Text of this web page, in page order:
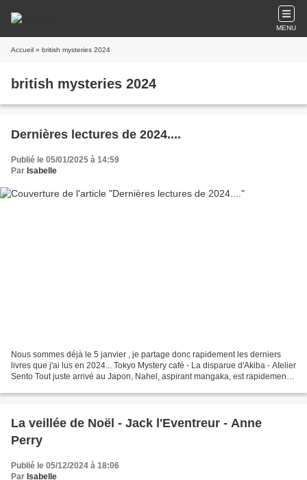
MENU
Accueil » british mysteries 2024
british mysteries 2024
Dernières lectures de 2024....
Publié le 05/01/2025 à 14:59
Par Isabelle
Nous sommes déjà le 5 janvier , je partage donc rapidement les derniers
livres que j'ai lus en 2024... Tokyo Mystery café - La disparue d'Akiba - Atelier
Sento Tout juste arrivé au Japon, Nahel, aspirant mangaka, est rapidement
La veillée de Noël - Jack l'Eventreur - Anne
Perry
Publié le 05/12/2024 à 18:06
Par Isabelle